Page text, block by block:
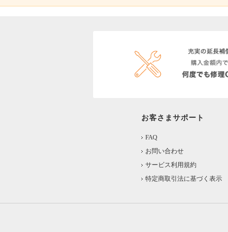
お客さまサポート
FAQ
お問い合わせ
サービス利用規約
特定商取引法に基づく表示